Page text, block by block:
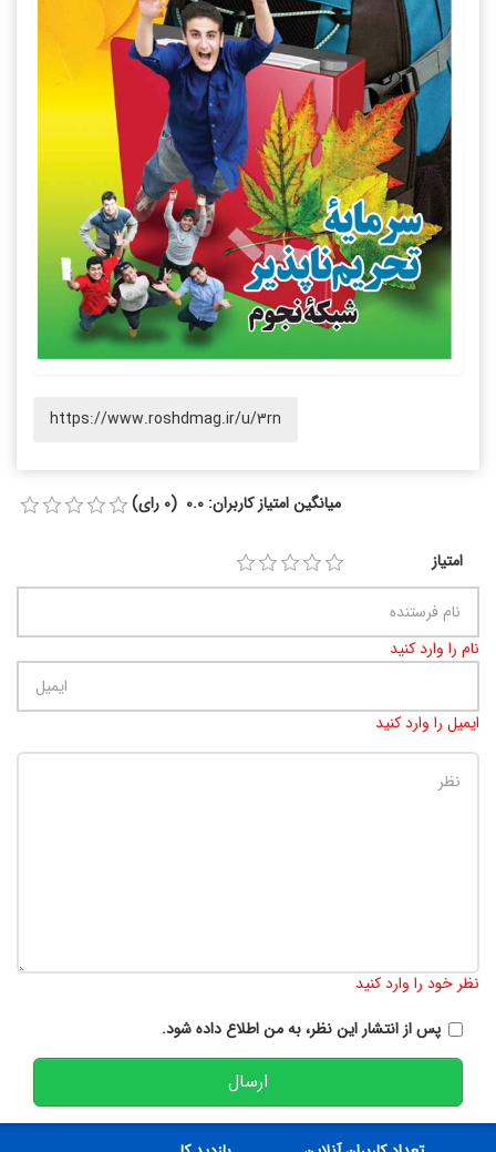
https://www.roshdmag.ir/u/3rn
میانگین امتیاز کاربران: 0.0 (0 رای)
امتیاز
نام را وارد کنید
ایمیل را وارد کنید
نظر خود را وارد کنید
پس از انتشار این نظر، به من اطلاع داده شود.
ارسال